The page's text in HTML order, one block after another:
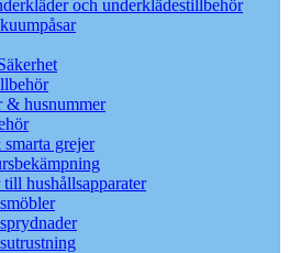
och underklädestillbehör
& husnummer
grejer
hushållsapparater